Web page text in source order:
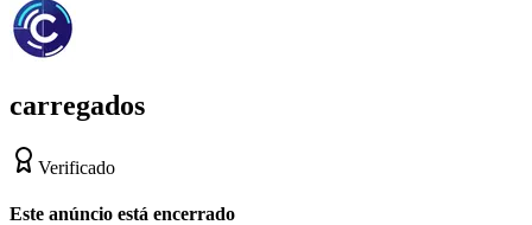
carregados
Verificado
Este anúncio está encerrado